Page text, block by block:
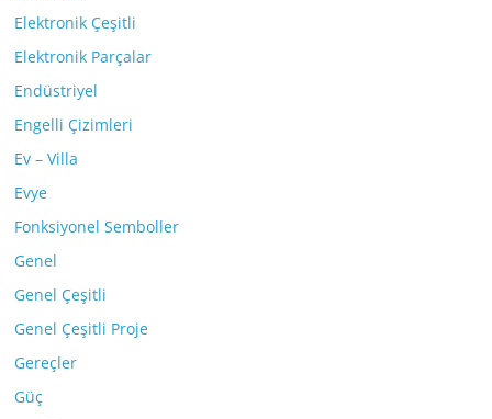
Elektronik Çeşitli
Elektronik Parçalar
Endüstriyel
Engelli Çizimleri
Ev – Villa
Evye
Fonksiyonel Semboller
Genel
Genel Çeşitli
Genel Çeşitli Proje
Gereçler
Güç